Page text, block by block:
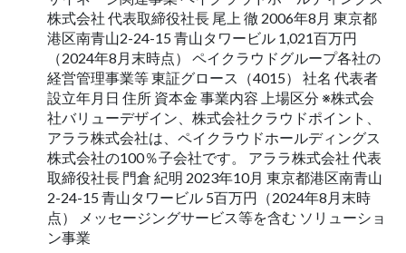
株式会社 代表取締役社長 尾上 徹 2006年8月 東京都
港区南青山2-24-15 青山タワービル 1,021百万円
（2024年8月末時点） ペイクラウドグループ各社の
経営管理事業等 東証グロース（4015） 社名 代表者
設立年月日 住所 資本金 事業内容 上場区分 ※株式会
社バリューデザイン、株式会社クラウドポイント、
アララ株式会社は、ペイクラウドホールディングス
株式会社の100％子会社です。 アララ株式会社 代表
取締役社長 門倉 紀明 2023年10月 東京都港区南青山
2-24-15 青山タワービル 5百万円（2024年8月末時
点） メッセージングサービス等を含む ソリューショ
ン事業